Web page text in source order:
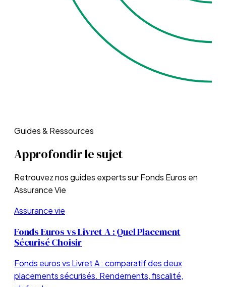
Guides & Ressources
Approfondir le sujet
Retrouvez nos guides experts surFonds Euros en
Assurance Vie
Assurance vie
Fonds Euros vs Livret A : Quel Placement
Sécurisé Choisir
Fonds euros vs Livret A : comparatif des deux
placements sécurisés. Rendements, fiscalité,